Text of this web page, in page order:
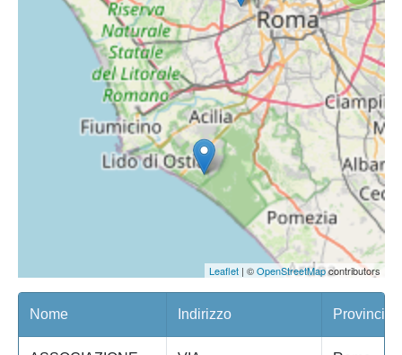
Leaflet| ©OpenStreetMapcontributors
Nome Indirizzo Provincia